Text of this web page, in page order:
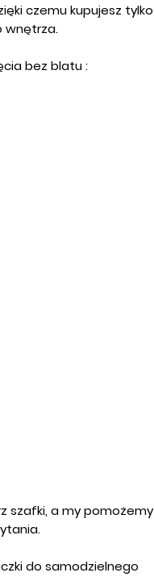
czemu kupujesz tylko
wnętrza.
bez blatu :
szafki, a my pomożemy
do samodzielnego